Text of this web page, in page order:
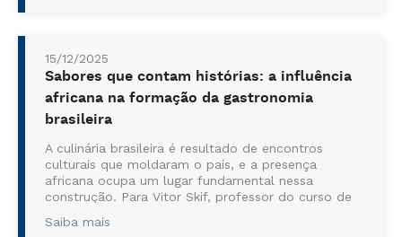
15/12/2025
Sabores que contam histórias: a influência
africana na formação da gastronomia
brasileira
A culinária brasileira é resultado de encontros
culturais que moldaram o país, e a presença
africana ocupa um lugar fundamental nessa
construção. Para Vitor Skif, professor do curso de
Senhora do Patrocínio (Ceunsp), entender essa
Saiba mais